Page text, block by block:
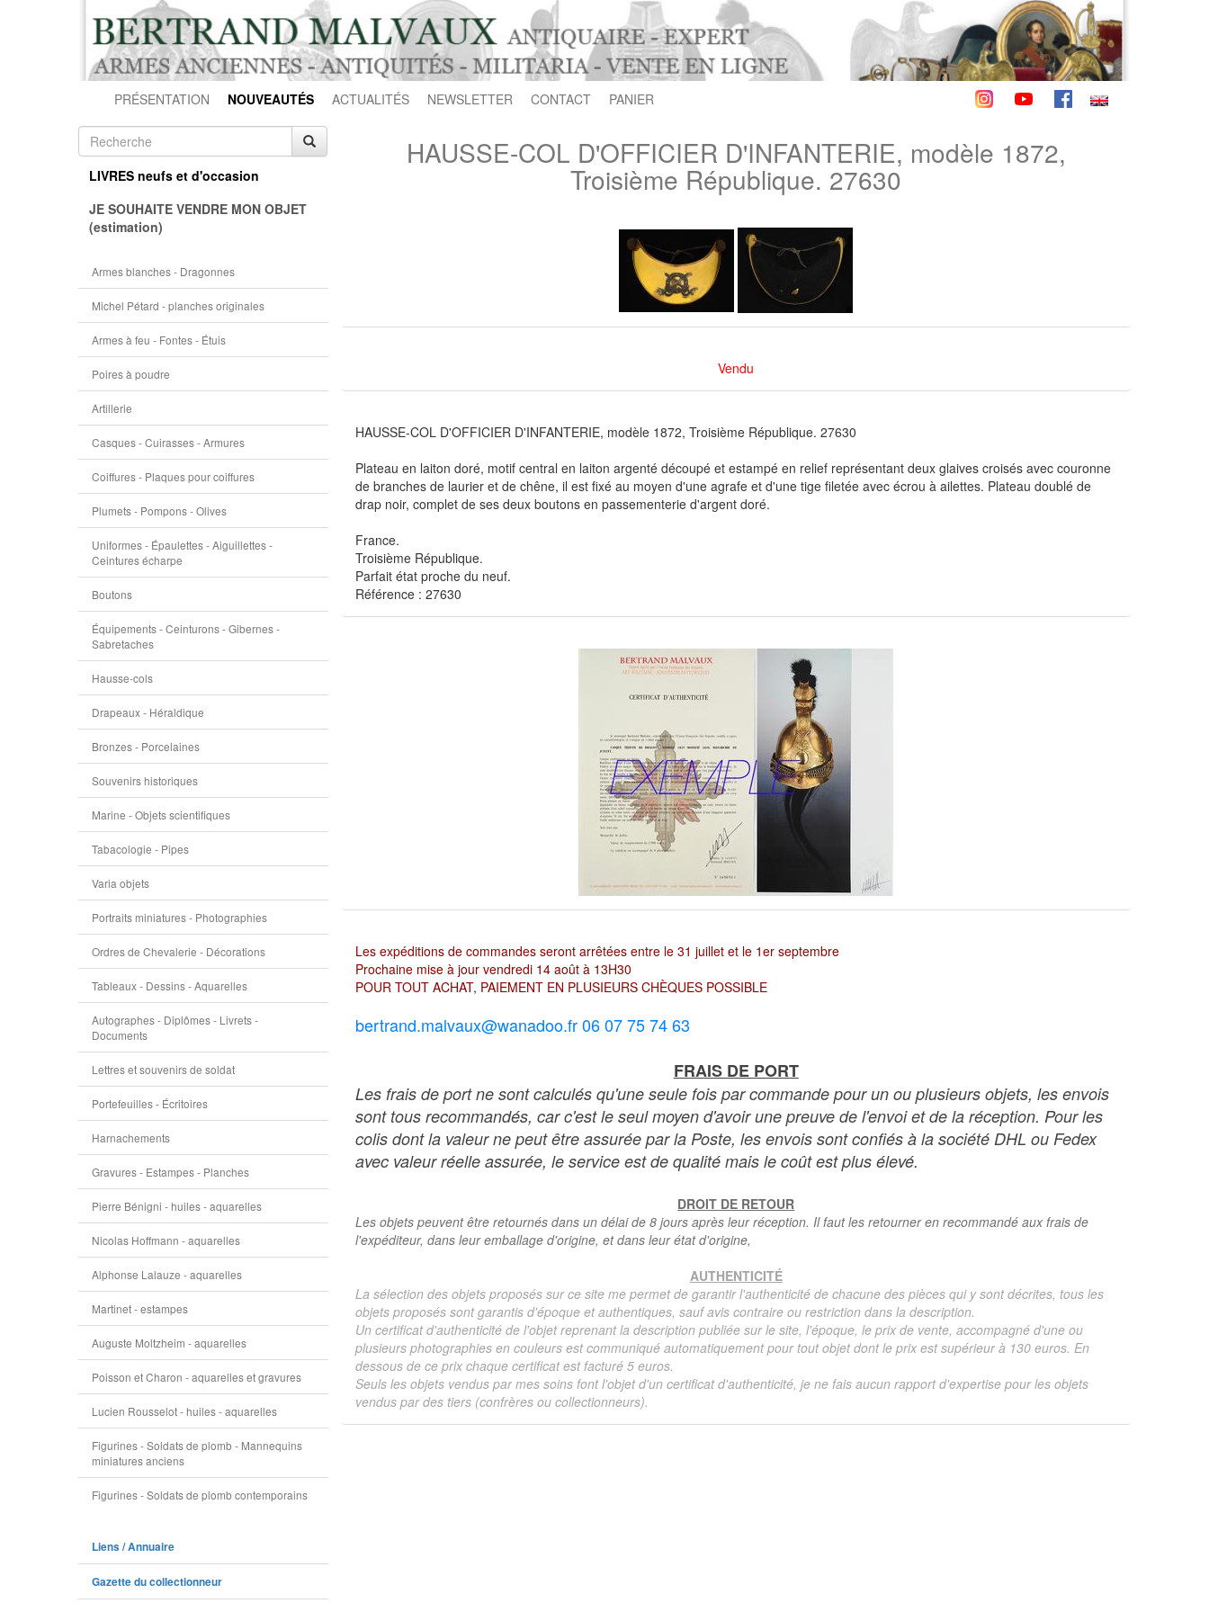
PRÉSENTATION NOUVEAUTÉS ACTUALITÉS NEWSLETTER CONTACT PANIER
LIVRES neufs et d'occasion
JE SOUHAITE VENDRE MON OBJET
(estimation)
Armes blanches - Dragonnes
Michel Pétard - planches originales
Armes à feu - Fontes - Étuis
Poires à poudre
Artillerie
Casques - Cuirasses - Armures
Coiffures - Plaques pour coiffures
Plumets - Pompons - Olives
Uniformes - Épaulettes - Aiguillettes -
Ceintures écharpe
Boutons
Équipements - Ceinturons - Gibernes -
Sabretaches
Hausse-cols
Drapeaux - Héraldique
Bronzes - Porcelaines
Souvenirs historiques
Marine - Objets scientifiques
Tabacologie - Pipes
Varia objets
Portraits miniatures - Photographies
Ordres de Chevalerie - Décorations
Tableaux - Dessins - Aquarelles
Autographes - Diplômes - Livrets -
Documents
Lettres et souvenirs de soldat
Portefeuilles - Écritoires
Harnachements
Gravures - Estampes - Planches
Pierre Bénigni - huiles - aquarelles
Nicolas Hoffmann - aquarelles
Alphonse Lalauze - aquarelles
Martinet - estampes
Auguste Moltzheim - aquarelles
Poisson et Charon - aquarelles et gravures
Lucien Rousselot - huiles - aquarelles
Figurines - Soldats de plomb - Mannequins
miniatures anciens
Figurines - Soldats de plomb contemporains
Liens / Annuaire
Gazette du collectionneur
HAUSSE-COL D'OFFICIER D'INFANTERIE, modèle 1872,
Troisième République. 27630
Vendu
HAUSSE-COL D'OFFICIER D'INFANTERIE, modèle 1872, Troisième République. 27630
Plateau en laiton doré, motif central en laiton argenté découpé et estampé en relief représentant deux glaives croisés avec couronne
de branches de laurier et de chêne, il est fixé au moyen d'une agrafe et d'une tige filetée avec écrou à ailettes. Plateau doublé de
drap noir, complet de ses deux boutons en passementerie d'argent doré.
France.
Troisième République.
Parfait état proche du neuf.
Référence : 27630
Les expéditions de commandes seront arrêtées entre le 31 juillet et le 1er septembre
Prochaine mise à jour vendredi 14 août à 13H30
POUR TOUT ACHAT, PAIEMENT EN PLUSIEURS CHÈQUES POSSIBLE
bertrand.malvaux@wanadoo.fr 06 07 75 74 63
FRAIS DE PORT
Les frais de port ne sont calculés qu'une seule fois par commande pour un ou plusieurs objets, les envois
sont tous recommandés, car c'est le seul moyen d'avoir une preuve de l'envoi et de la réception. Pour les
colis dont la valeur ne peut être assurée par la Poste, les envois sont confiés à la société DHL ou Fedex
avec valeur réelle assurée, le service est de qualité mais le coût est plus élevé.
DROIT DE RETOUR
Les objets peuvent être retournés dans un délai de 8 jours après leur réception. Il faut les retourner en recommandé aux frais de
l'expéditeur, dans leur emballage d'origine, et dans leur état d'origine,
AUTHENTICITÉ
La sélection des objets proposés sur ce site me permet de garantir l'authenticité de chacune des pièces qui y sont décrites, tous les
objets proposés sont garantis d'époque et authentiques, sauf avis contraire ou restriction dans la description.
Un certificat d'authenticité de l'objet reprenant la description publiée sur le site, l'époque, le prix de vente, accompagné d'une ou
plusieurs photographies en couleurs est communiqué automatiquement pour tout objet dont le prix est supérieur à 130 euros. En
dessous de ce prix chaque certificat est facturé 5 euros.
Seuls les objets vendus par mes soins font l'objet d'un certificat d'authenticité, je ne fais aucun rapport d'expertise pour les objets
vendus par des tiers (confrères ou collectionneurs).